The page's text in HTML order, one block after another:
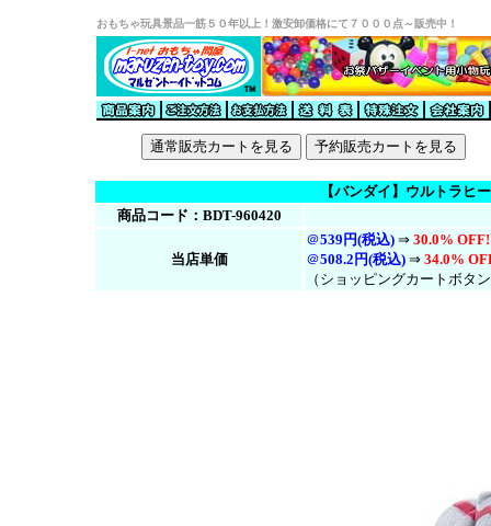
おもちゃ玩具景品一筋５０年以上！激安卸価格にて７０００点～販売中！
【バンダイ】ウルトラヒ
商品コード：BDT-960420
当店単価
＠539円(税込) ⇒ 30.0% OFF!
＠508.2円(税込) ⇒ 34.0%
（ショッピングカートボタ